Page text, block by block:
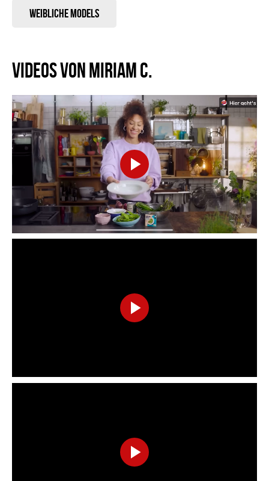
Weibliche Models
VIDEOS VON MIRIAM C.
Play
Video
Play
Play